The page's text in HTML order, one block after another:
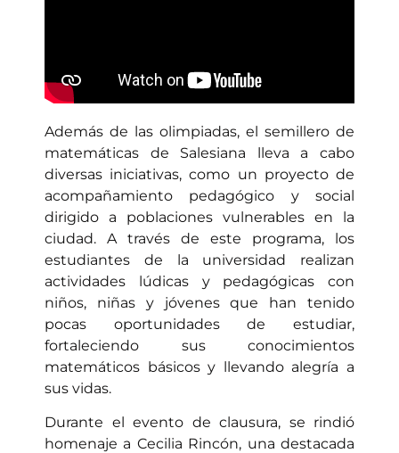
Además de las olimpiadas, el semillero de
matemáticas de Salesiana lleva a cabo
diversas iniciativas, como un proyecto de
acompañamiento pedagógico y social
dirigido a poblaciones vulnerables en la
ciudad. A través de este programa, los
estudiantes de la universidad realizan
actividades lúdicas y pedagógicas con
niños, niñas y jóvenes que han tenido
pocas oportunidades de estudiar,
fortaleciendo sus conocimientos
matemáticos básicos y llevando alegría a
sus vidas.
Durante el evento de clausura, se rindió
homenaje a Cecilia Rincón, una destacada